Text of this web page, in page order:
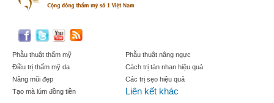
Phẫu thuật thẩm mỹ
Điều trị thẩm mỹ da
Nâng mũi đẹp
Tạo mà lúm đồng tiền
Phẫu thuật nâng ngực
Cách trị tàn nhan hiệu quả
Các trị sẹo hiệu quả
Liên kết khác